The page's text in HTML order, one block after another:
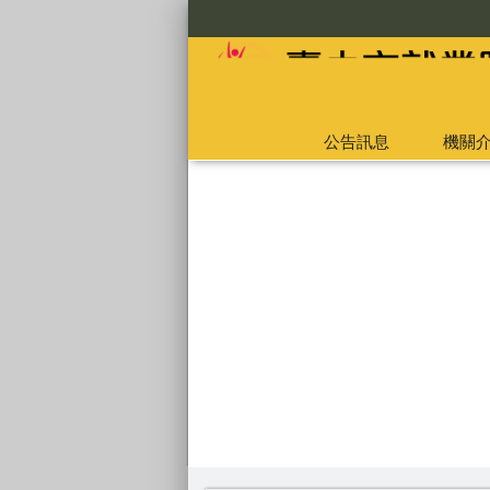
公告訊息 機關